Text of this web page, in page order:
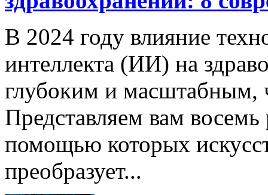
В 2024 году влияние
интеллекта (ИИ) на
глубоким и масштабным,
Представляем вам
помощью которых
преобразует...